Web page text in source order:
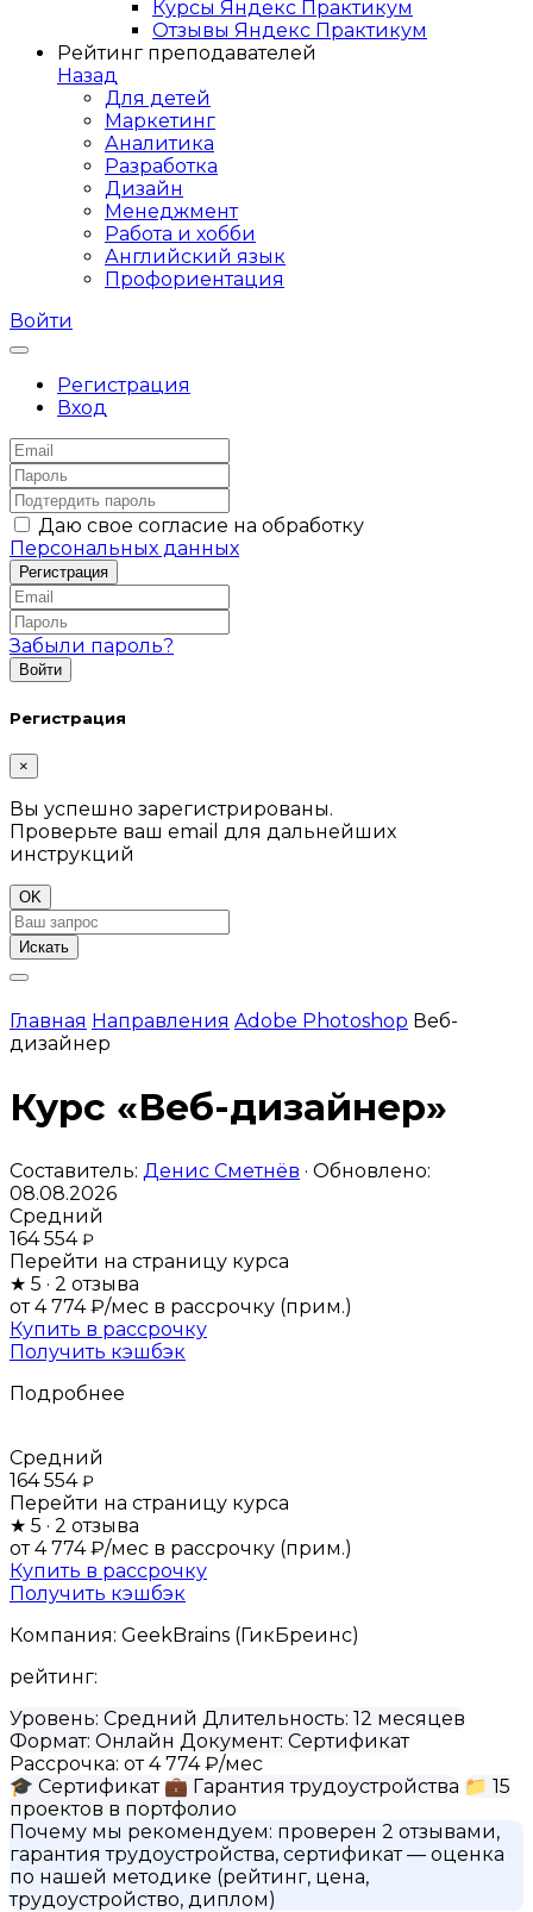
Курсы Яндекс Практикум
Отзывы Яндекс Практикум
Рейтинг преподавателей
Назад
Для детей
Маркетинг
Аналитика
Разработка
Дизайн
Менеджмент
Работа и хобби
Английский язык
Профориентация
Войти
Регистрация
Вход
Даю свое согласие на обработку
Персональных данных
Забыли пароль?
Регистрация
×
Вы успешно зарегистрированы.
Проверьте ваш email для дальнейших
инструкций
OK
Искать
Главная Направления Adobe Photoshop Веб-
дизайнер
Курс «Веб-дизайнер»
Составитель: Денис Сметнёв · Обновлено:
08.08.2026
Средний
164 554₽
Перейти на страницу курса
★ 5 · 2 отзыва
от 4 774 ₽/мес в рассрочку (прим.)
Купить в рассрочку
Получить кэшбэк
Подробнее
Средний
164 554₽
Перейти на страницу курса
★ 5 · 2 отзыва
от 4 774 ₽/мес в рассрочку (прим.)
Купить в рассрочку
Получить кэшбэк
Компания: GeekBrains (ГикБреинс)
рейтинг:
Уровень: Средний Длительность: 12 месяцев
Формат: Онлайн Документ: Сертификат
Рассрочка: от 4 774 ₽/мес
🎓 Сертификат 💼 Гарантия трудоустройства 📁 15
проектов в портфолио
Почему мы рекомендуем: проверен 2 отзывами,
гарантия трудоустройства, сертификат— оценка
по нашей методике (рейтинг, цена,
трудоустройство, диплом)